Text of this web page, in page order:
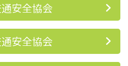
安全協会
安全協会